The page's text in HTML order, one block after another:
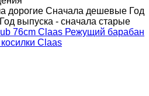
дорогие Сначала дешевые Год
Год выпуска - сначала старые